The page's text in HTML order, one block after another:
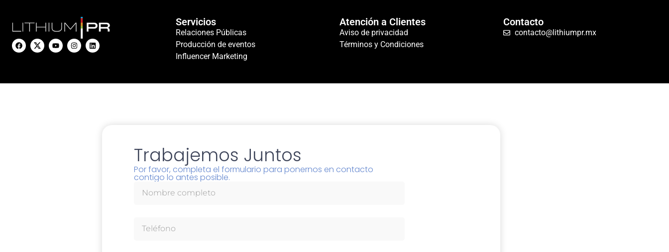
Servicios
Relaciones Públicas
Producción de eventos
Influencer Marketing
Atención a Clientes
Aviso de privacidad
Términos y Condiciones
Contacto
contacto@lithiumpr.mx
Trabajemos Juntos
Por favor, completa el formulario para ponernos en contacto
contigo lo antes posible.